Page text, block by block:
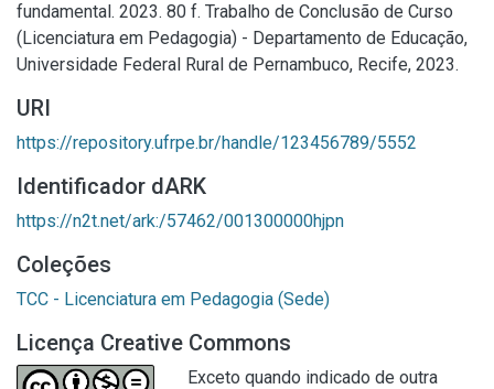
fundamental. 2023. 80 f. Trabalho de Conclusão de Curso
(Licenciatura em Pedagogia) - Departamento de Educação,
Universidade Federal Rural de Pernambuco, Recife, 2023.
URI
https://repository.ufrpe.br/handle/123456789/5552
Identificador dARK
https://n2t.net/ark:/57462/001300000hjpn
Coleções
TCC - Licenciatura em Pedagogia (Sede)
Licença Creative Commons
Exceto quando indicado de outra